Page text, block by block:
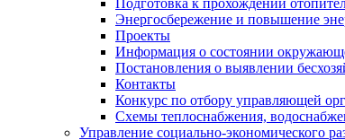
Подготовка к прохождении
Энергосбережение и повышение
Проекты
Информация о состоянии
Постановления о выявлении
Контакты
Конкурс по отбору управляющей
Схемы теплоснабжения,
Управление социально-экономического